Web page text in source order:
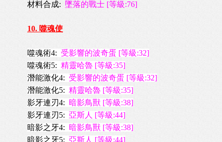
材料合成: 墜落的戰士 [等級:76]
10. 噬魂使
噬魂術4: 受影響的波奇蛋 [等級:32]
噬魂術5: 精靈哈魯 [等級:35]
潛能激化4: 受影響的波奇蛋 [等級:32]
潛能激化5: 精靈哈魯 [等級:35]
影牙連刃4: 暗影鳥獸 [等級:38]
影牙連刃5: 亞斯人 [等級:44]
暗影之牙4: 暗影鳥獸 [等級:38]
暗影之牙5: 亞斯人 [等級:44]